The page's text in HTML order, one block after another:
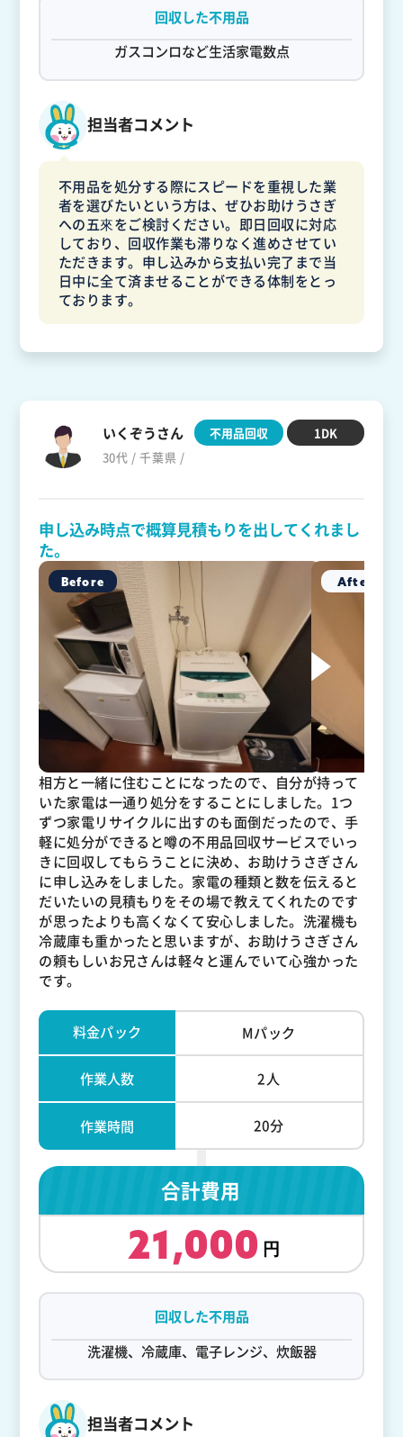
回収した不用品
ガスコンロなど生活家電数点
担当者コメント
不用品を処分する際にスピードを重視した業
者を選びたいという方は、ぜひお助けうさぎ
への五來をご検討ください。即日回収に対応
しており、回収作業も滞りなく進めさせてい
ただきます。申し込みから支払い完了まで当
日中に全て済ませることができる体制をとっ
ております。
いくぞうさん
30代 / 千葉県 /
不用品回収 1DK
申し込み時点で概算見積もりを出してくれまし
た。
相方と一緒に住むことになったので、自分が持って
いた家電は一通り処分をすることにしました。1つ
ずつ家電リサイクルに出すのも面倒だったので、手
軽に処分ができると噂の不用品回収サービスでいっ
きに回収してもらうことに決め、お助けうさぎさん
に申し込みをしました。家電の種類と数を伝えると
だいたいの見積もりをその場で教えてくれたのです
が思ったよりも高くなくて安心しました。洗濯機も
冷蔵庫も重かったと思いますが、お助けうさぎさん
の頼もしいお兄さんは軽々と運んでいて心強かった
です。
料金パック Mパック
作業人数 2人
作業時間 20分
合計費用
21,000
回収した不用品
洗濯機、冷蔵庫、電子レンジ、炊飯器
担当者コメント